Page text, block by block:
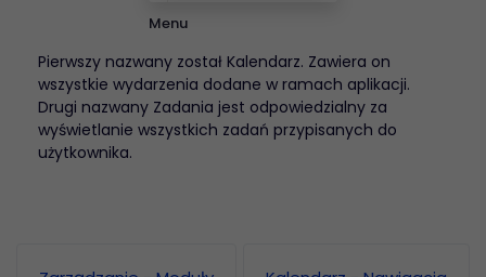
Menu
Pierwszy nazwany został Kalendarz. Zawiera on
wszystkie wydarzenia dodane w ramach aplikacji.
Drugi nazwany Zadania jest odpowiedzialny za
wyświetlanie wszystkich zadań przypisanych do
użytkownika.